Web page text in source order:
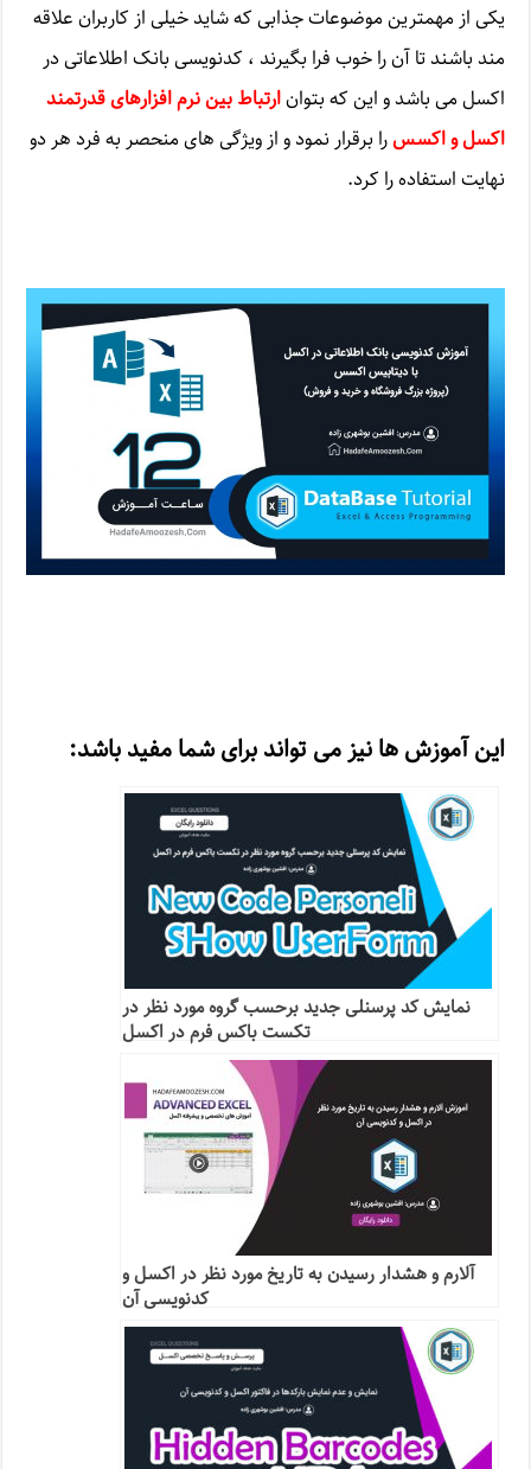
یکی از مهمترین موضوعات جذابی که شاید خیلی از کاربران علاقه
مند باشند تا آن را خوب فرا بگیرند ، کدنویسی بانک اطلاعاتی در
اکسل می باشد و این که بتوانارتباط بین نرم افزارهای قدرتمند
اکسل و اکسسرا برقرار نمود و از ویژگی های منحصر به فرد هر دو
نهایت استفاده را کرد.
این آموزش ها نیز می تواند برای شما مفید باشد:
نمایش کد پرسنلی جدید برحسب گروه مورد نظر در
تکست باکس فرم در اکسل
آلارم و هشدار رسیدن به تاریخ مورد نظر در اکسل و
کدنویسی آن